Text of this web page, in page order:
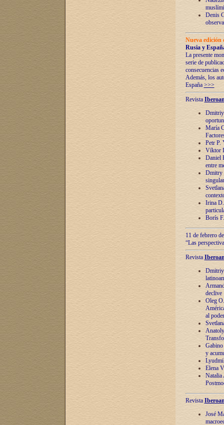
Denis
Nueva
Rusia y
La presente
serie de
consecuencias
Además, los
España >>>
Revista
Dmitriy
María
Petr P.
Víktor
Daniel
entre
Dmitry
Irina
Borís
11 de febrero
“Las
Revista
Dmitriy
declive
Oleg
al poder
y
Elena
Natalia
Revista
José